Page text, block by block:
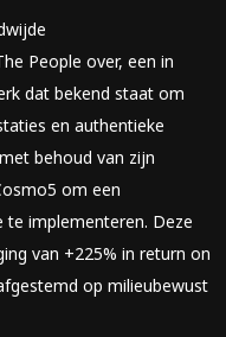
People over, een in
dat bekend staat om
en authentieke
behoud van zijn
om een
implementeren. Deze
van +225% in return on
op milieubewust